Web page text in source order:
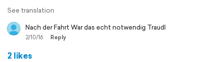
See translation
Nach der Fahrt War das echt notwendig Traudl
2/10/16 Reply
2 likes